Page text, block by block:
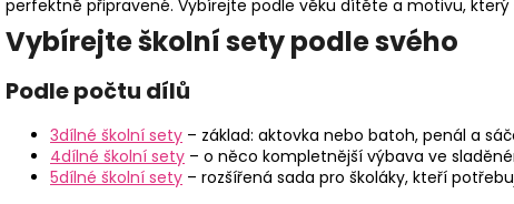
c
í
k
y
v
perfektně připravené. Vybírejte podle věku dítěte a motivu, který
Vybírejte školní sety podle svého
Podle počtu dílů
3dílné školní sety – základ: aktovka nebo batoh, penál a
4dílné školní sety – o něco kompletnější výbava ve
5dílné školní sety – rozšířená sada pro školáky, kteří